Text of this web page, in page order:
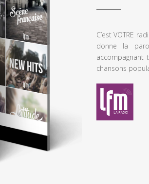
C’est VOTRE
donne la
accompagnant
chansons